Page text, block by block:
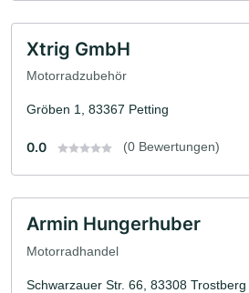
Xtrig GmbH
Motorradzubehör
Gröben 1, 83367 Petting
0.0 (0 Bewertungen)
Armin Hungerhuber
Motorradhandel
Schwarzauer Str. 66, 83308 Trostberg